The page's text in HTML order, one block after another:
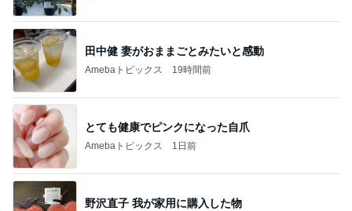
田中健 妻がおままごとみたいと感動
Amebaトピックス 19時間前
とても健康でピンクになった自爪
Amebaトピックス 1日前
野沢直子 我が家用に購入した物